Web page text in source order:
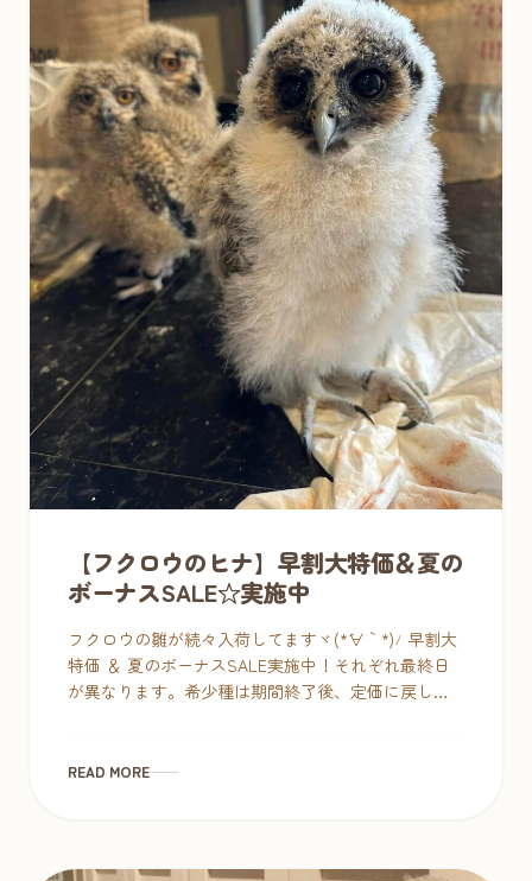
【フクロウのヒナ】早割大特価＆夏の
ボーナスSALE☆実施中
フクロウの雛が続々入荷してますヾ(*´∀｀*)ﾉ 早割大
特価 ＆ 夏のボーナスSALE実施中！それぞれ最終日
が異なります。希少種は期間終了後、定価に戻しま
READ MORE